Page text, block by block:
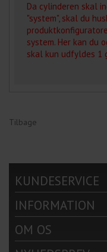
Da cylinderen skal
"system", skal du
system. Her kan du
skal kun udfyldes 1
Tilbage
KUNDESERVICE
INFORMATION
OM OS